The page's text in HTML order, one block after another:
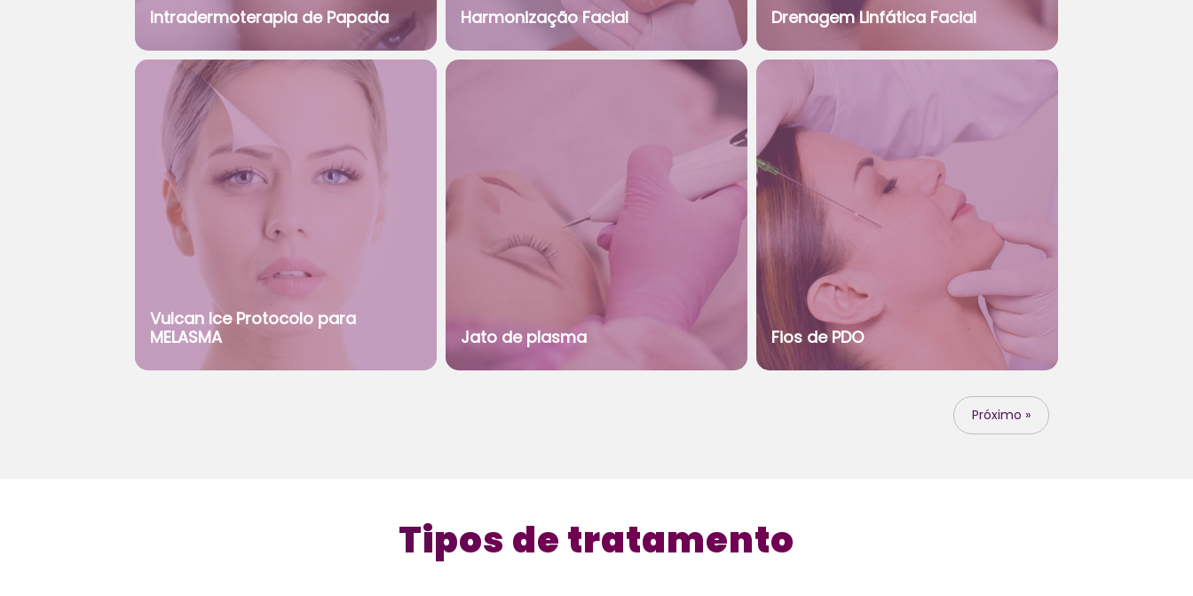
Intradermoterapia de Papada Harmonização Facial Drenagem Linfática Facial
Vulcan Ice Protocolo para
MELASMA
Jato de plasma Fios de PDO
Próximo »
Tipos de tratamento